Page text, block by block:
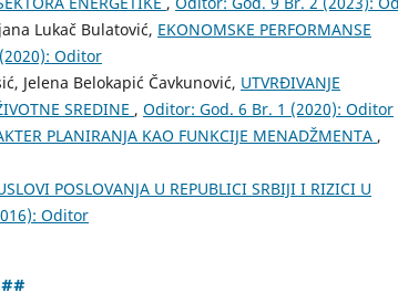
Lukač Bulatović, EKONOMSKE PERFORMANSE
Oditor
Jelena Belokapić Čavkunović, UTVRĐIVANJE
SREDINE , Oditor: God. 6 Br. 1 (2020): Oditor
PLANIRANJA KAO FUNKCIJE MENADŽMENTA ,
POSLOVANJA U REPUBLICI SRBIJI I RIZICI U
Oditor